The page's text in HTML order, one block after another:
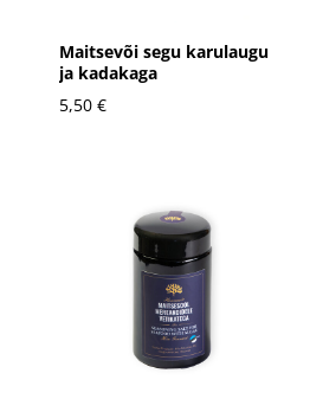
Maitsevõi segu karulaugu
ja kadakaga
5,50 €